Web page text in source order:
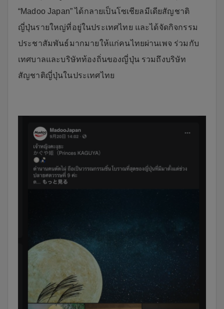
“Madoo Japan” ได้กลายเป็นโซเชียลมีเดียสัญชาติ
ญี่ปุ่นรายใหญ่ที่อยู่ในประเทศไทย และได้จัดกิจกรรม
ประชาสัมพันธ์มากมายให้แก่คนไทยผ่านเพจ ร่วมกับ
เทศบาลและบริษัทท้องถิ่นของญี่ปุ่น รวมถึงบริษัท
สัญชาติญี่ปุ่นในประเทศไทย